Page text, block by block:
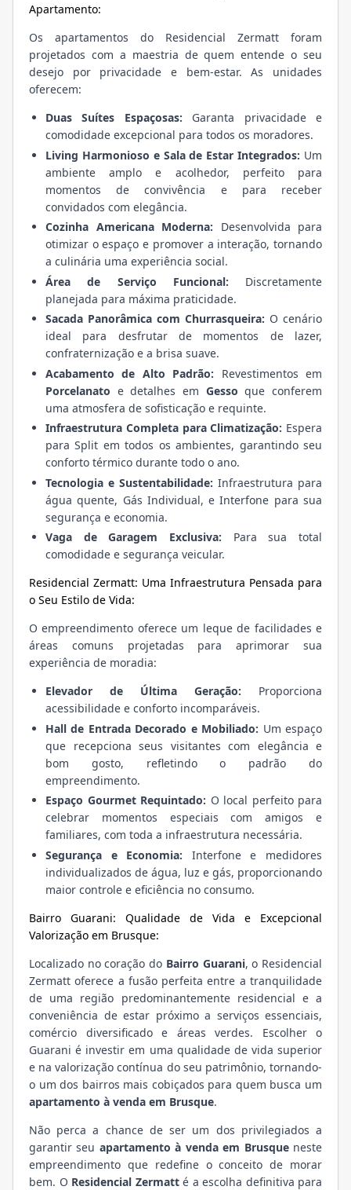
Apartamento:
Os apartamentos do Residencial Zermatt foram
projetados com a maestria de quem entende o seu
desejo por privacidade e bem-estar. As unidades
oferecem:
Duas Suítes Espaçosas: Garanta privacidade e
comodidade excepcional para todos os moradores.
Living Harmonioso e Sala de Estar Integrados: Um
ambiente amplo e acolhedor, perfeito para
momentos de convivência e para receber
convidados com elegância.
Cozinha Americana Moderna: Desenvolvida para
otimizar o espaço e promover a interação, tornando
a culinária uma experiência social.
Área de Serviço Funcional: Discretamente
planejada para máxima praticidade.
Sacada Panorâmica com Churrasqueira: O cenário
ideal para desfrutar de momentos de lazer,
confraternização e a brisa suave.
Acabamento de Alto Padrão: Revestimentos em
Porcelanato e detalhes em Gesso que conferem
uma atmosfera de sofisticação e requinte.
Infraestrutura Completa para Climatização: Espera
para Split em todos os ambientes, garantindo seu
conforto térmico durante todo o ano.
Tecnologia e Sustentabilidade: Infraestrutura para
água quente, Gás Individual, e Interfone para sua
segurança e economia.
Vaga de Garagem Exclusiva: Para sua total
comodidade e segurança veicular.
Residencial Zermatt: Uma Infraestrutura Pensada para
o Seu Estilo de Vida:
O empreendimento oferece um leque de facilidades e
áreas comuns projetadas para aprimorar sua
experiência de moradia:
Elevador de Última Geração: Proporciona
acessibilidade e conforto incomparáveis.
Hall de Entrada Decorado e Mobiliado: Um espaço
que recepciona seus visitantes com elegância e
bom gosto, refletindo o padrão do
empreendimento.
Espaço Gourmet Requintado: O local perfeito para
celebrar momentos especiais com amigos e
familiares, com toda a infraestrutura necessária.
Segurança e Economia: Interfone e medidores
individualizados de água, luz e gás, proporcionando
maior controle e eficiência no consumo.
Bairro Guarani: Qualidade de Vida e Excepcional
Valorização em Brusque:
Localizado no coração do Bairro Guarani, o Residencial
Zermatt oferece a fusão perfeita entre a tranquilidade
de uma região predominantemente residencial e a
conveniência de estar próximo a serviços essenciais,
comércio diversificado e áreas verdes. Escolher o
Guarani é investir em uma qualidade de vida superior
e na valorização contínua do seu patrimônio, tornando-
o um dos bairros mais cobiçados para quem busca um
apartamento à venda em Brusque.
Não perca a chance de ser um dos privilegiados a
garantir seu apartamento à venda em Brusqueneste
empreendimento que redefine o conceito de morar
bem. O Residencial Zermatté a escolha definitiva para